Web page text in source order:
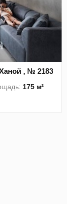
, № 2183
175 м²